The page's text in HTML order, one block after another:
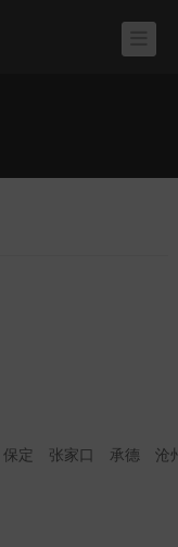
保定 张家口 承德
沧